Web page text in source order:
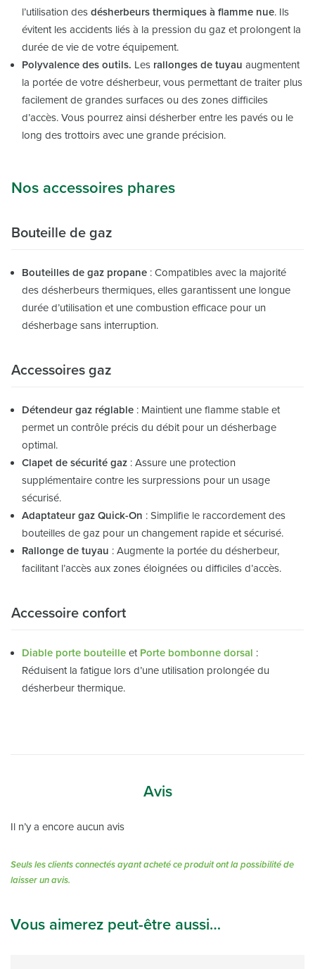
l’utilisation des désherbeurs thermiques à flamme nue. Ils
évitent les accidents liés à la pression du gaz et prolongent la
durée de vie de votre équipement.
Polyvalence des outils. Les rallonges de tuyau augmentent
la portée de votre désherbeur, vous permettant de traiter plus
facilement de grandes surfaces ou des zones difficiles
d’accès. Vous pourrez ainsi désherber entre les pavés ou le
long des trottoirs avec une grande précision.
Nos accessoires phares
Bouteille de gaz
Bouteilles de gaz propane : Compatibles avec la majorité
des désherbeurs thermiques, elles garantissent une longue
durée d’utilisation et une combustion efficace pour un
désherbage sans interruption.
Accessoires gaz
Détendeur gaz réglable : Maintient une flamme stable et
permet un contrôle précis du débit pour un désherbage
optimal.
Clapet de sécurité gaz : Assure une protection
supplémentaire contre les surpressions pour un usage
sécurisé.
Adaptateur gaz Quick-On : Simplifie le raccordement des
bouteilles de gaz pour un changement rapide et sécurisé.
Rallonge de tuyau : Augmente la portée du désherbeur,
facilitant l’accès aux zones éloignées ou difficiles d’accès.
Accessoire confort
Diable porte bouteille et Porte bombonne dorsal :
Réduisent la fatigue lors d’une utilisation prolongée du
désherbeur thermique.
Avis
Il n’y a encore aucun avis
Seuls les clients connectés ayant acheté ce produit ont la possibilité de
laisser un avis.
Vous aimerez peut-être aussi…